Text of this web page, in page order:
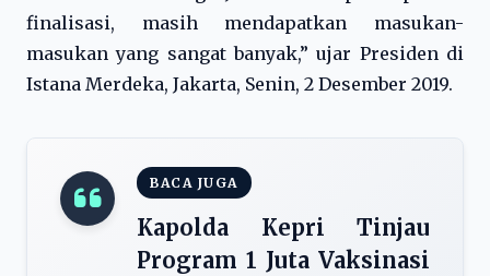
finalisasi, masih mendapatkan masukan-
masukan yang sangat banyak,” ujar Presiden di
Istana Merdeka, Jakarta, Senin, 2 Desember 2019.
BACA JUGA
Kapolda Kepri Tinjau
Program 1 Juta Vaksinasi